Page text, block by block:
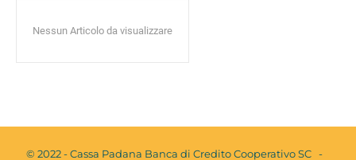
Nessun Articolo da visualizzare
© 2022 - Cassa Padana Banca di Credito Cooperativo SC -